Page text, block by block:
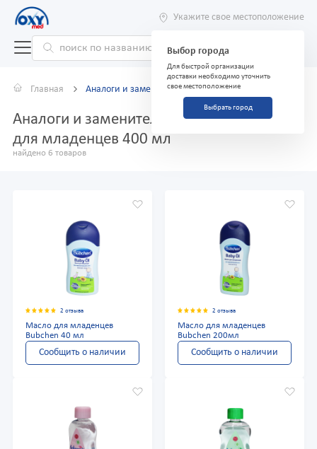
Укажите свое местоположение
Выбор города
Для быстрой организации
доставки необходимо уточнить
свое местоположение
Выбрать город
Главная Аналоги и заменители
Аналоги и заменители препарата Масло
для младенцев 400 мл
найдено 6 товаров
2 отзыва
Масло для младенцев
Bubchen 40 мл
Сообщить о наличии
2 отзыва
Масло для младенцев
Bubchen 200мл
Сообщить о наличии